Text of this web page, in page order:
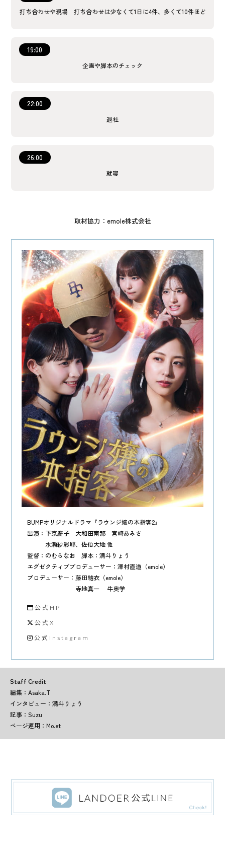
打ち合わせや現場 打ち合わせは少なくて1日に4件、多くて10件ほど
19:00
企画や脚本のチェック
22:00
退社
26:00
就寝
取材協力：emole株式会社
BUMPオリジナルドラマ『ラウンジ嬢の本指客2』
出演：下京慶子 大和田南那 宮崎あみさ
水瀬紗彩耶、佐伯大地 他
監督：のむらなお 脚本：満斗りょう
エグゼクティブプロデューサー：澤村直道（emole）
プロデューサー：藤田結衣（emole）
寺地真一 牛奥学
公式HP
公式X
公式Instagram
Staff Credit
編集：Asaka.T
インタビュー：満斗りょう
記事：Suzu
ページ運用：Mo.et